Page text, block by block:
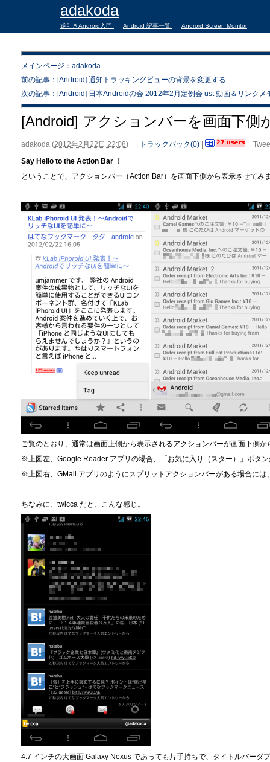
adakoda
逆引きAndroid入門 Android 記事一覧 Android Screen Monitor
メインページ：adakoda
前の記事：[Android] 通知トラッキングビューの背景を変更する
次の記事：[Android] 日本Androidの会 2012年2月定例会 ust 動画＆リンクメ
[Android] アクションバーを画面下側
adakoda (2012年2月22日 22:08) トラックバック(0)
Say Hello to the Action Bar ！
ということで、アクションバー（Action Bar）を画面下側から表示させてみ
ご覧のとおり、通常は画面上側から表示されるアクションバーが画面下側か
※上図左、Google Reader アプリの場合、「お気に入り（スター）」ボタ
※上図右、GMail アプリのようにスプリットアクションバーがある場合には
ちなみに、twicca だと、こんな感じ。
4.7 インチの大画面 Galaxy Nexus であっても片手持ちで、タイトルバーダ